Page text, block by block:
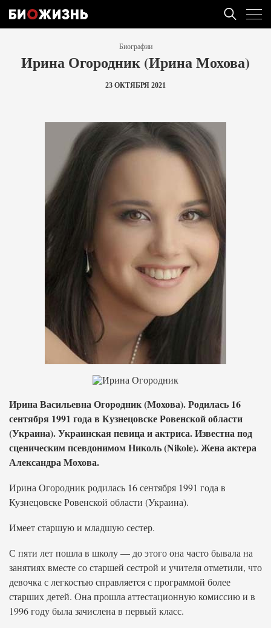
Биографии
Ирина Огородник (Ирина Мохова)
23 ОКТЯБРЯ 2021
Ирина Васильевна Огородник (Мохова). Родилась 16
сентября 1991 года в Кузнецовске Ровенской области
(Украина). Украинская певица и актриса. Известна под
сценическим псевдонимом Николь (Nikole). Жена актера
Александра Мохова.
Ирина Огородник родилась 16 сентября 1991 года в
Кузнецовске Ровенской области (Украина).
Имеет старшую и младшую сестер.
С пяти лет пошла в школу — до этого она часто бывала на
занятиях вместе со старшей сестрой и учителя отметили, что
девочка с легкостью справляется с программой более
старших детей. Она прошла аттестационную комиссию и в
1996 году была зачислена в первый класс.